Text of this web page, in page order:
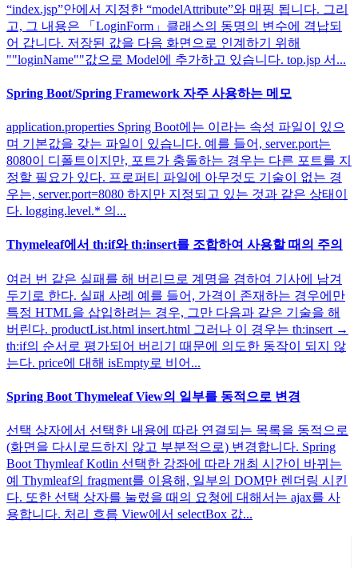
“index.jsp”안에서 지정한 “modelAttribute”와 매핑 됩니다. 그리
고, 그 내용은 「LoginForm」클래스의 동명의 변수에 격납되
어 갑니다. 저장된 값을 다음 화면으로 인계하기 위해
""loginName""값으로 Model에 추가하고 있습니다. top.jsp 서...
Spring Boot/Spring Framework 자주 사용하는 메모
application.properties Spring Boot에는 이라는 속성 파일이 있으
며 기본값을 갖는 파일이 있습니다. 예를 들어, server.port는
8080이 디폴트이지만, 포트가 충돌하는 경우는 다른 포트를 지
정할 필요가 있다. 프로퍼티 파일에 아무것도 기술이 없는 경
우는, server.port=8080 하지만 지정되고 있는 것과 같은 상태이
다. logging.level.* 의...
Thymeleaf에서 th:if와 th:insert를 조합하여 사용할 때의 주의
여러 번 같은 실패를 해 버리므로 계명을 겸하여 기사에 남겨
두기로 한다. 실패 사례 예를 들어, 가격이 존재하는 경우에만
특정 HTML을 삽입하려는 경우, 그만 다음과 같은 기술을 해
버린다. productList.html insert.html 그러나 이 경우는 th:insert →
th:if의 순서로 평가되어 버리기 때문에 의도한 동작이 되지 않
는다. price에 대해 isEmpty로 비어...
Spring Boot Thymeleaf View의 일부를 동적으로 변경
선택 상자에서 선택한 내용에 따라 연결되는 목록을 동적으로
(화면을 다시로드하지 않고 부분적으로) 변경합니다. Spring
Boot Thymleaf Kotlin 선택한 강좌에 따라 개최 시간이 바뀌는
예 Thymleaf의 fragment를 이용해, 일부의 DOM만 렌더링 시킨
다. 또한 선택 상자를 눌렀을 때의 요청에 대해서는 ajax를 사
용합니다. 처리 흐름 View에서 selectBox 값...